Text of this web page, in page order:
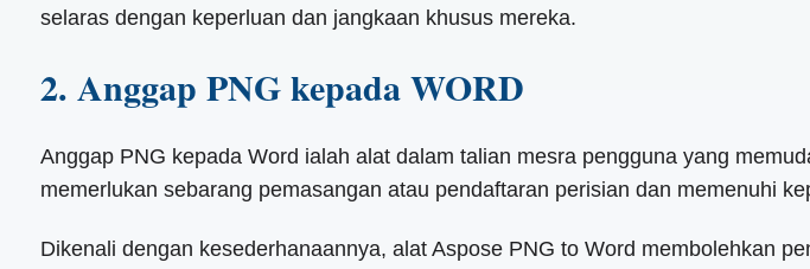
selaras dengan keperluan dan jangkaan khusus mereka.
2. Anggap PNG kepada WORD
Anggap PNG kepada Word ialah alat dalam talian mesra pengguna yang
memerlukan sebarang pemasangan atau pendaftaran perisian dan memenuhi
Dikenali dengan kesederhanaannya, alat Aspose PNG to Word membolehkan